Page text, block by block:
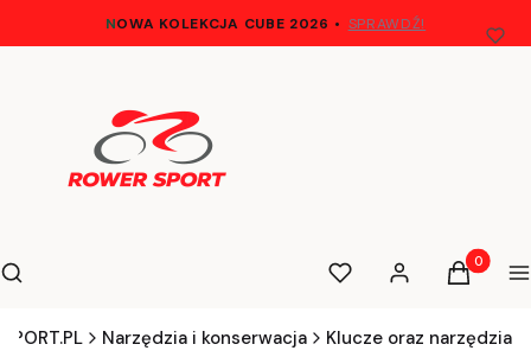
NOWA KOLEKCJA CUBE 2026 • SPRAWDŹ!
Otwórz wyszukiwarkę
Szukaj UlubioneZaloguj sięProdukty
Koszyk
Narzędzia i konserwacja Klucze oraz narzędzia